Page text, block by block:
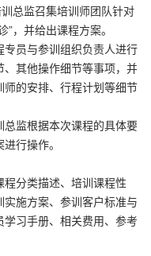
总监召集培训师团队针对
，并给出课程方案。
员与参训组织负责人进行
其他操作细节等事项，并
的安排、行程计划等细节
监根据本次课程的具体要
行操作。
分类描述、培训课程性
施方案、参训客户标准与
习手册、相关费用、参考